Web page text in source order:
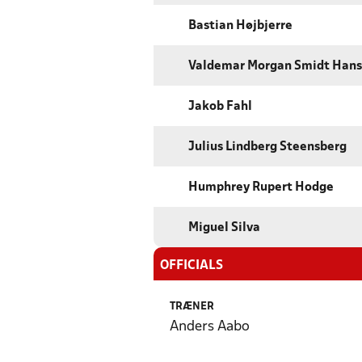
Bastian Højbjerre
Valdemar Morgan Smidt
Jakob Fahl
Julius Lindberg Steensberg
Humphrey Rupert Hodge
Miguel Silva
OFFICIALS
TRÆNER
Anders Aabo